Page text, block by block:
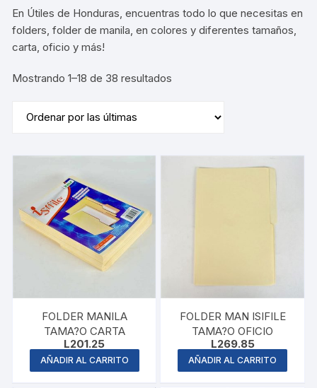
En Útiles de Honduras, encuentras todo lo que necesitas en
folders, folder de manila, en colores y diferentes tamaños,
carta, oficio y más!
Mostrando 1–18 de 38 resultados
FOLDER MANILA
TAMA?O CARTA
L201.25
AÑADIR AL CARRITO
FOLDER MAN ISIFILE
TAMA?O OFICIO
L269.85
AÑADIR AL CARRITO